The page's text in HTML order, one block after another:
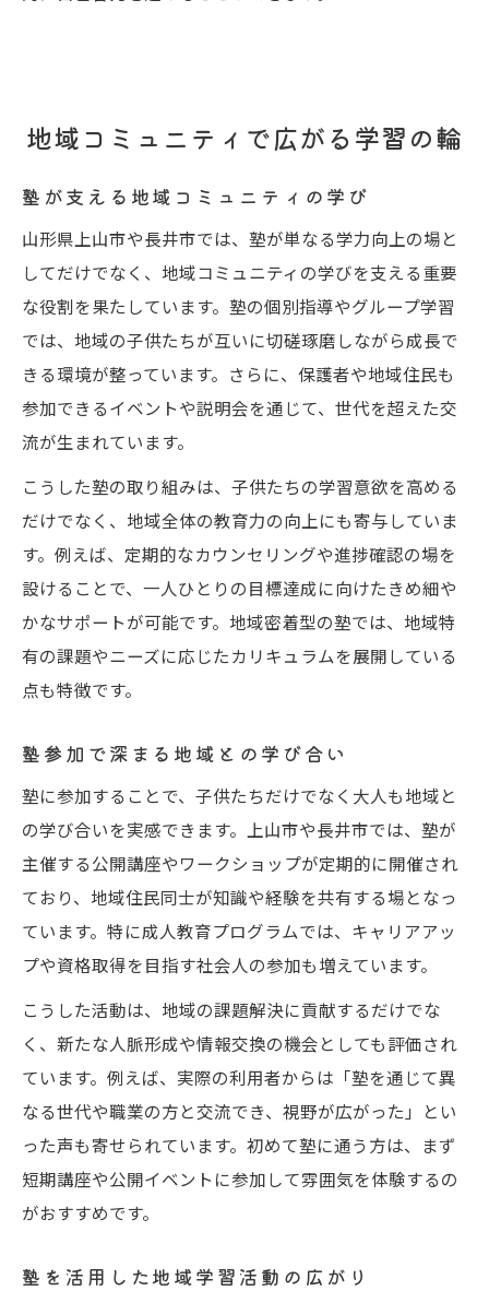
地域コミュニティで広がる学習の輪
塾が支える地域コミュニティの学び
山形県上山市や長井市では、塾が単なる学力向上の場と
してだけでなく、地域コミュニティの学びを支える重要
な役割を果たしています。塾の個別指導やグループ学習
では、地域の子供たちが互いに切磋琢磨しながら成長で
きる環境が整っています。さらに、保護者や地域住民も
参加できるイベントや説明会を通じて、世代を超えた交
流が生まれています。
こうした塾の取り組みは、子供たちの学習意欲を高める
だけでなく、地域全体の教育力の向上にも寄与していま
す。例えば、定期的なカウンセリングや進捗確認の場を
設けることで、一人ひとりの目標達成に向けたきめ細や
かなサポートが可能です。地域密着型の塾では、地域特
有の課題やニーズに応じたカリキュラムを展開している
点も特徴です。
塾参加で深まる地域との学び合い
塾に参加することで、子供たちだけでなく大人も地域と
の学び合いを実感できます。上山市や長井市では、塾が
主催する公開講座やワークショップが定期的に開催され
ており、地域住民同士が知識や経験を共有する場となっ
ています。特に成人教育プログラムでは、キャリアアッ
プや資格取得を目指す社会人の参加も増えています。
こうした活動は、地域の課題解決に貢献するだけでな
く、新たな人脈形成や情報交換の機会としても評価され
ています。例えば、実際の利用者からは「塾を通じて異
なる世代や職業の方と交流でき、視野が広がった」とい
った声も寄せられています。初めて塾に通う方は、まず
短期講座や公開イベントに参加して雰囲気を体験するの
がおすすめです。
塾を活用した地域学習活動の広がり